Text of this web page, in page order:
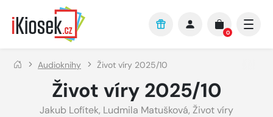
Přejít na hlavní obsah
0
Audioknihy Život víry 2025/10
Život víry 2025/10
Jakub Lofítek, Ludmila Matušková, Život víry